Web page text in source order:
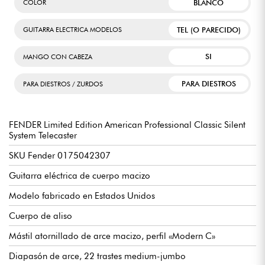
COLOR BLANCO
GUITARRA ELECTRICA MODELOS TEL (O PARECIDO)
MANGO CON CABEZA SI
PARA DIESTROS / ZURDOS PARA DIESTROS
FENDER Limited Edition American Professional Classic Silent
System Telecaster
SKU Fender 0175042307
Guitarra eléctrica de cuerpo macizo
Modelo fabricado en Estados Unidos
Cuerpo de aliso
Mástil atornillado de arce macizo, perfil «Modern C»
Diapasón de arce, 22 trastes medium-jumbo